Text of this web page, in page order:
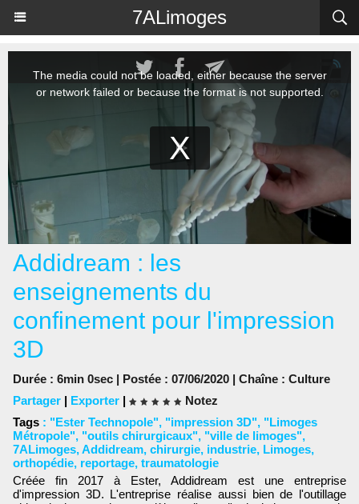
7ALimoges
Addidream : les
enseignements du
confinement pour l'impression
3D
Durée : 6min 0sec | Postée : 07/06/2020 | Chaîne : Culture
Partager | Exporter |
Notez
Tags : "Ester Technopole", "impression 3D", "Limoges
Métropole", "outils chirurgicaux", "ville de limoges",
7ALimoges,Addidream, chirurgie, industrie, Limoges,
orthopédie, reportage, traumatologie
Créée fin 2017 à Ester, Addidream est une entreprise
d'impression 3D. L'entreprise réalise aussi bien de l'outillage